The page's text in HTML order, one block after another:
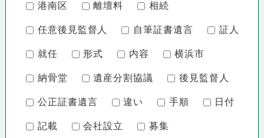
港南区 離壇料 相続
任意後見監督人 自筆証書遺言 証人
就任 形式 内容 横浜市
納骨堂 遺産分割協議 後見監督人
公正証書遺言 違い 手順 日付
記載 会社設立 募集